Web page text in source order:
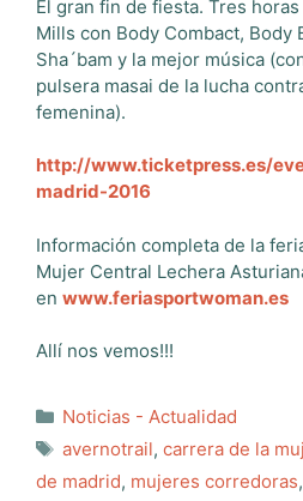
El gran fin de fiesta. Tres
Mills con Body Combact, Body
Sha´bam y la mejor música
pulsera masai de la lucha
femenina).
http://www.ticketpress.es/
madrid-2016
Información completa de la
Mujer Central Lechera
en www.feriasportwoman.es
Allí nos vemos!!!
Categorías
Noticias - Actualidad
Etiquetas
avernotrail, carrera de la
de madrid, mujeres corredoras,